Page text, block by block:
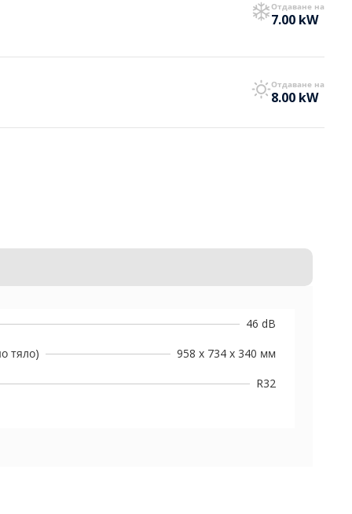
Отдаване на
7.00 kW
Отдаване на
8.00 kW
46 dB
тяло)
958 x 734 x 340 мм
R32